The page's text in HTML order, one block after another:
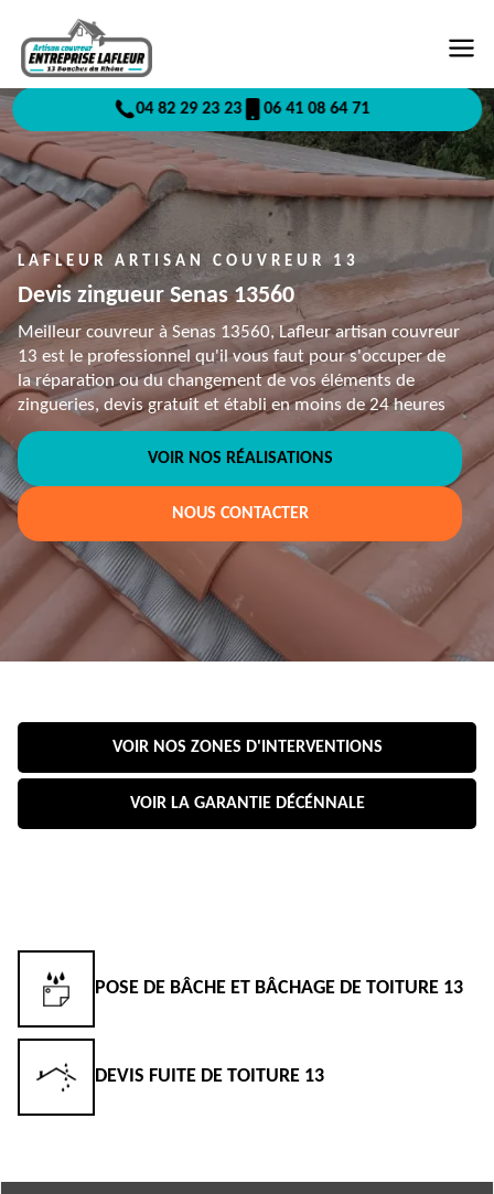
04 82 29 23 23 06 41 08 64 71
LAFLEUR ARTISAN COUVREUR 13
Devis zingueur Senas 13560
Meilleur couvreur à Senas 13560, Lafleur artisan couvreur
13 est le professionnel qu'il vous faut pour s'occuper de
la réparation ou du changement de vos éléments de
zingueries, devis gratuit et établi en moins de 24 heures
VOIR NOS RÉALISATIONS
NOUS CONTACTER
VOIR NOS ZONES D'INTERVENTIONS
VOIR LA GARANTIE DÉCÉNNALE
POSE DE BÂCHE ET BÂCHAGE DE TOITURE 13
DEVIS FUITE DE TOITURE 13